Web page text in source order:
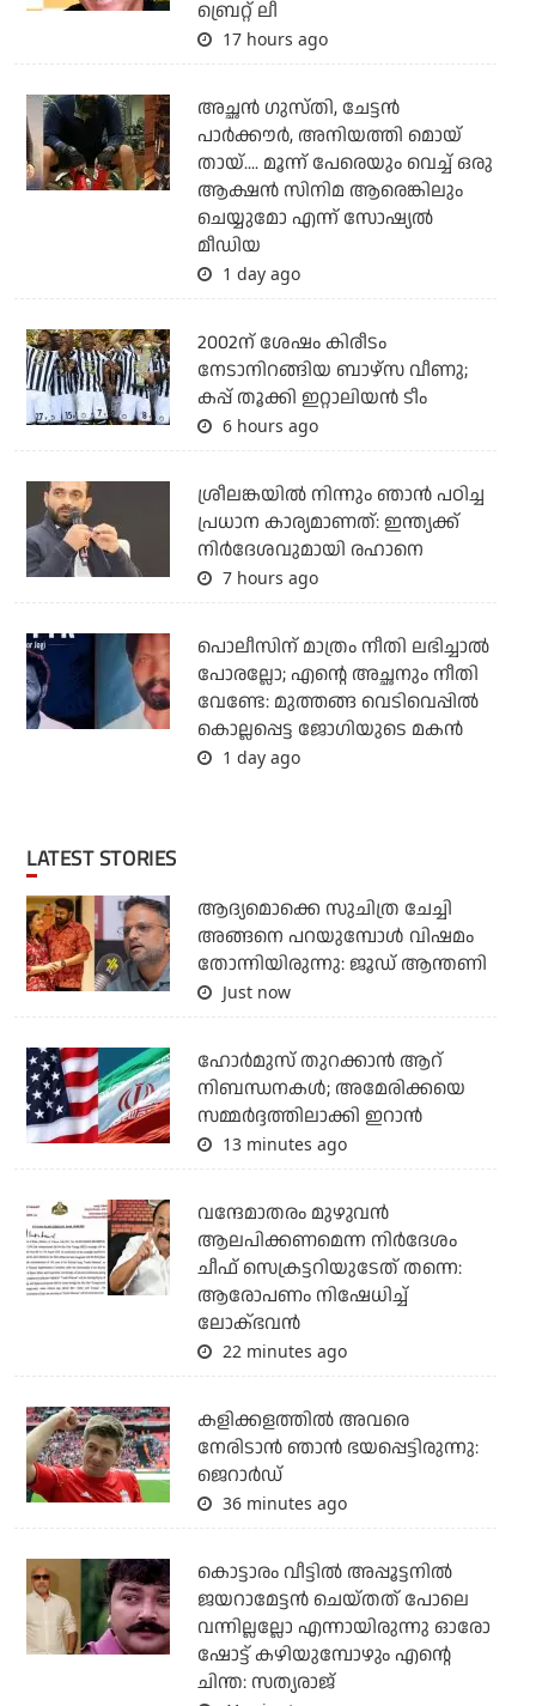
ബ്രെറ്റ് ലീ
17 hours ago
അച്ഛന്‍ ഗുസ്തി, ചേട്ടന്‍
പാര്‍ക്കൗര്‍, അനിയത്തി മൊയ്
തായ്.... മൂന്ന് പേരെയും വെച്ച് ഒരു
ആക്ഷന്‍ സിനിമ ആരെങ്കിലും
ചെയ്യുമോ എന്ന് സോഷ്യല്‍
മീഡിയ
1 day ago
2002ന് ശേഷം കിരീടം
നേടാനിറങ്ങിയ ബാഴ്സ വീണു;
കപ്പ് തൂക്കി ഇറ്റാലിയൻ ടീം
6 hours ago
ശ്രീലങ്കയില്‍ നിന്നും ഞാന്‍ പഠിച്ച
പ്രധാന കാര്യമാണത്: ഇന്ത്യക്ക്
നിര്‍ദേശവുമായി രഹാനെ
7 hours ago
പൊലീസിന് മാത്രം നീതി ലഭിച്ചാല്‍
പോരല്ലോ; എന്റെ അച്ഛനും നീതി
വേണ്ടേ: മുത്തങ്ങ വെടിവെപ്പില്‍
കൊല്ലപ്പെട്ട ജോഗിയുടെ മകന്‍
1 day ago
LATEST STORIES
ആദ്യമൊക്കെ സുചിത്ര ചേച്ചി
അങ്ങനെ പറയുമ്പോൾ വിഷമം
തോന്നിയിരുന്നു: ജൂഡ് ആന്തണി
Just now
ഹോര്‍മുസ് തുറക്കാന്‍ ആറ്
നിബന്ധനകള്‍; അമേരിക്കയെ
സമ്മര്‍ദ്ദത്തിലാക്കി ഇറാന്‍
13 minutes ago
വന്ദേമാതരം മുഴുവന്‍
ആലപിക്കണമെന്ന നിര്‍ദേശം
ചീഫ് സെക്രട്ടറിയുടേത് തന്നെ:
ആരോപണം നിഷേധിച്ച്
ലോക്ഭവന്‍
22 minutes ago
കളിക്കളത്തില്‍ അവരെ
നേരിടാന്‍ ഞാന്‍ ഭയപ്പെട്ടിരുന്നു:
ജെറാര്‍ഡ്
36 minutes ago
കൊട്ടാരം വീട്ടില്‍ അപ്പൂട്ടനില്‍
ജയറാമേട്ടന്‍ ചെയ്തത് പോലെ
വന്നില്ലല്ലോ എന്നായിരുന്നു ഓരോ
ഷോട്ട് കഴിയുമ്പോഴും എന്റെ
ചിന്ത: സത്യരാജ്